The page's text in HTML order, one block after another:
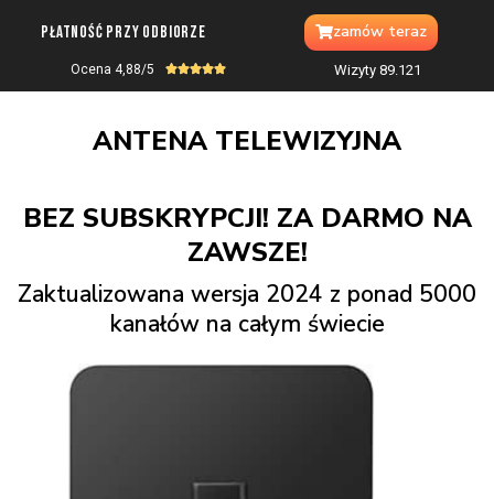
Płatność przy odbiorze zamów teraz
Ocena 4,88/5  Wizyty 89.121
ANTENA TELEWIZYJNA
BEZ SUBSKRYPCJI! ZA DARMO NA
ZAWSZE!
Zaktualizowana wersja 2024 z ponad 5000
kanałów na całym świecie